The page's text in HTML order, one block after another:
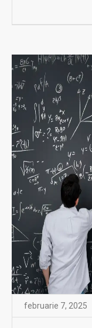
februarie 7, 2025